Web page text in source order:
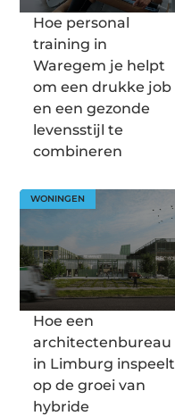
Hoe personal
training in
Waregem je helpt
om een drukke job
en een gezonde
levensstijl te
combineren
WONINGEN
Hoe een
architectenbureau
in Limburg inspeelt
op de groei van
hybride